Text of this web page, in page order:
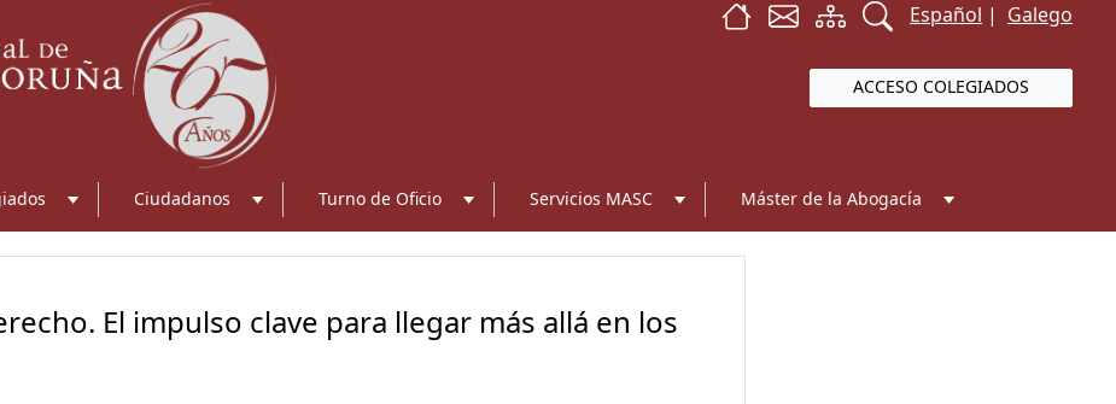
Español | Galego
ACCESO COLEGIADOS
Ciudadanos Turno de Oficio Servicios MASC Máster de la Abogacía
El impulso clave para llegar más allá en los